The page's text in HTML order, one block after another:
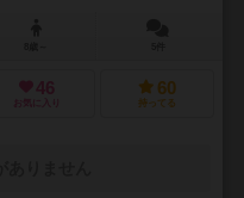
46
お気に入り
60
持ってる